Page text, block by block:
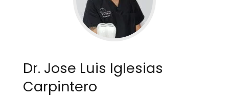
Dr. Jose Luis Iglesias
Carpintero